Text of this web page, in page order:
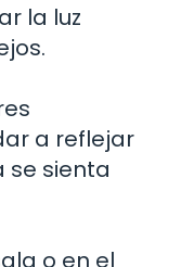
la luz
a reflejar
se sienta
o en el